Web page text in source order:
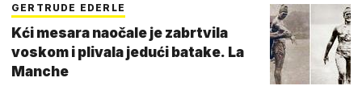
GERTRUDE EDERLE
Kći mesara naočale je zabrtvila
voskom i plivala jedući batake. La
Manche